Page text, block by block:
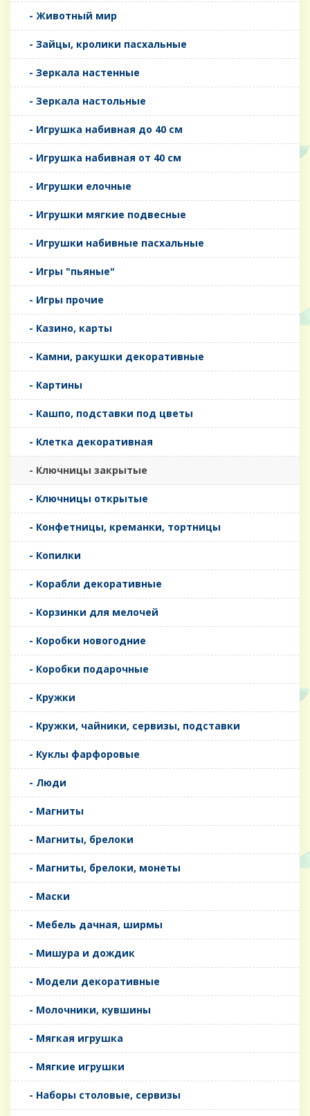
- Животный мир
- Зайцы, кролики пасхальные
- Зеркала настенные
- Зеркала настольные
- Игрушка набивная до 40 см
- Игрушка набивная от 40 см
- Игрушки елочные
- Игрушки мягкие подвесные
- Игрушки набивные пасхальные
- Игры "пьяные"
- Игры прочие
- Казино, карты
- Камни, ракушки декоративные
- Картины
- Кашпо, подставки под цветы
- Клетка декоративная
- Ключницы закрытые
- Ключницы открытые
- Конфетницы, креманки, тортницы
- Копилки
- Корабли декоративные
- Корзинки для мелочей
- Коробки новогодние
- Коробки подарочные
- Кружки
- Кружки, чайники, сервизы, подставки
- Куклы фарфоровые
- Люди
- Магниты
- Магниты, брелоки
- Магниты, брелоки, монеты
- Маски
- Мебель дачная, ширмы
- Мишура и дождик
- Модели декоративные
- Молочники, кувшины
- Мягкая игрушка
- Мягкие игрушки
- Наборы столовые, сервизы